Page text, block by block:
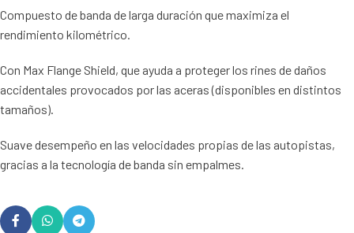
Compuesto de banda de larga duración que maximiza el
rendimiento kilométrico.
Con Max Flange Shield, que ayuda a proteger los rines de daños
accidentales provocados por las aceras (disponibles en distintos
tamaños).
Suave desempeño en las velocidades propias de las autopistas,
gracias a la tecnología de banda sin empalmes.